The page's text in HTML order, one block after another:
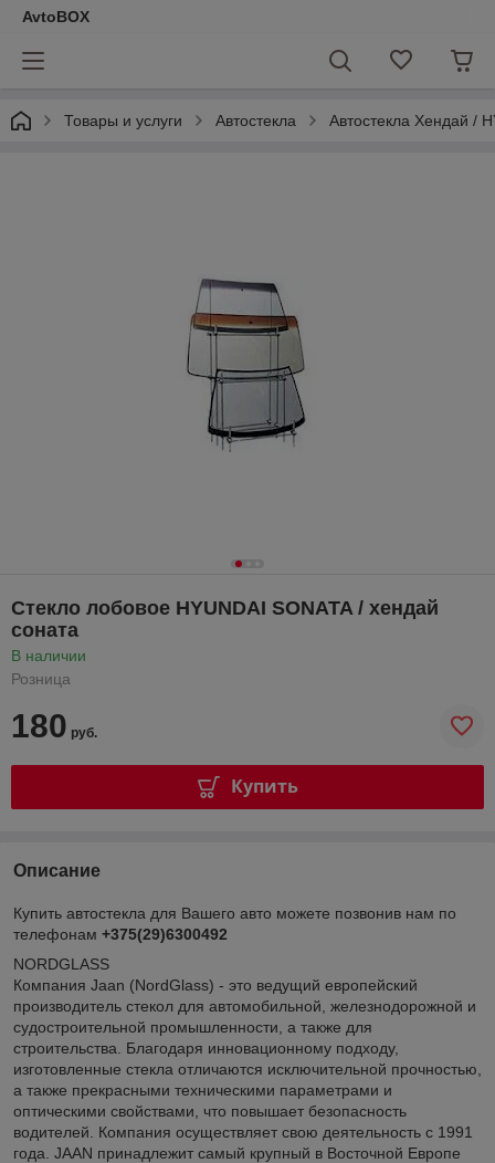
AvtoBOX
Товары и услуги Автостекла Автостекла Хендай /
Стекло лобовое HYUNDAI SONATA / хендай
соната
В наличии
Розница
180 руб.
Купить
Описание
Купить автостекла для Вашего авто можете позвонив нам по
телефонам +375(29)6300492
NORDGLASS
Компания Jaan (NordGlass) - это ведущий европейский
производитель стекол для автомобильной, железнодорожной и
судостроительной промышленности, а также для
строительства. Благодаря инновационному подходу,
изготовленные стекла отличаются исключительной прочностью,
а также прекрасными техническими параметрами и
оптическими свойствами, что повышает безопасность
водителей. Компания осуществляет свою деятельность с 1991
года. JAAN принадлежит самый крупный в Восточной Европе